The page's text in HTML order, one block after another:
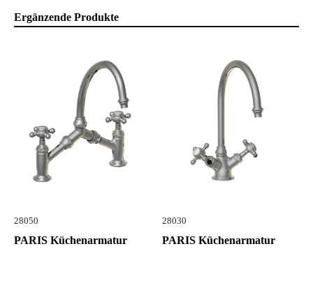
Ergänzende Produkte
28050
PARIS Küchenarmatur
28030
PARIS Küchenarmatur